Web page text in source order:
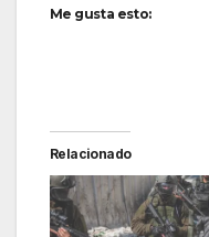
Me gusta esto:
Relacionado